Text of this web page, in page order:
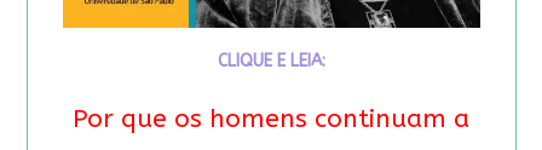
CLIQUE E LEIA:
Por que os homens continuam a